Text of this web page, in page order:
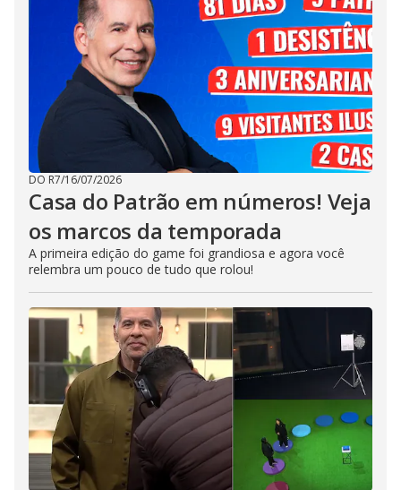
DO R7/16/07/2026
Casa do Patrão em números! Veja
os marcos da temporada
A primeira edição do game foi grandiosa e agora você
relembra um pouco de tudo que rolou!